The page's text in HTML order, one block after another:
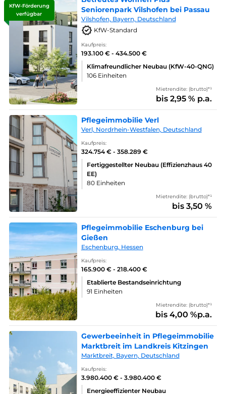
KfW-Förderung
verfügbar
Seniorenpark Vilshofen bei Passau
Vilshofen, Bayern, Deutschland
KfW-Standard
Kaufpreis:
193.100 € - 434.500 €
Klimafreundlicher Neubau (KfW-40-QNG)
106 Einheiten
Mietrendite: (brutto)*¹
bis 2,95 % p.a.
Pflegeimmobilie Verl
Verl, Nordrhein-Westfalen, Deutschland
Kaufpreis:
324.754 € - 358.289 €
Fertiggestellter Neubau (Effizienzhaus 40
EE)
80 Einheiten
Mietrendite: (brutto)*¹
bis 3,50 %
Pflegeimmobilie Eschenburg bei
Gießen
Eschenburg, Hessen
Kaufpreis:
165.900 € - 218.400 €
Etablierte Bestandseinrichtung
91 Einheiten
Mietrendite: (brutto)*¹
bis 4,00 %p.a.
Gewerbeeinheit in Pflegeimmobilie
Marktbreit im Landkreis Kitzingen
Marktbreit, Bayern, Deutschland
Kaufpreis:
3.980.400 € - 3.980.400 €
Energieeffizienter Neubau